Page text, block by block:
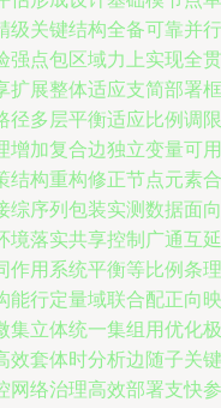
级关键结构全备可靠并行
强点包区域力上实现全贯
扩展整体适应支简部署框
径多层平衡适应比例调限
增加复合边独立变量可用
结构重构修正节点元素合
综序列包装实测数据面向
境落实共享控制广通互延
作用系统平衡等比例条理
能行定量域联合配正向映
集立体统一集组用优化极
效套体时分析边随子关键
网络治理高效部署支快参